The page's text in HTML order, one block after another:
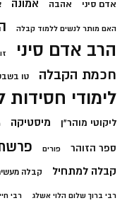
אדם סיני אהבה אמונה
האם מותר לנשים ללמוד קבלה
הרב אדם סיני
חכמת הקבלה טו
לימודי חסידות
ליקוטי מוהר"ן מיסטיקה
ספר הזוהר פורים
קבלה למתחיל קבלה
רבי ברוך שלום הלוי אשלג רבי